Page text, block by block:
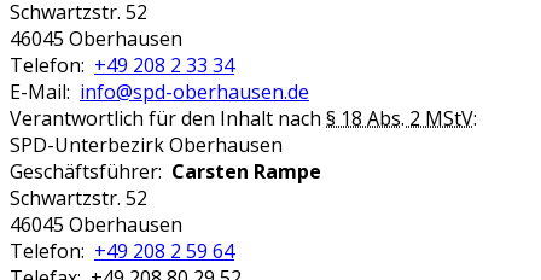
Schwartzstr. 52
46045 Oberhausen
Telefon: +49 208 2 33 34
E-Mail: info@spd-oberhausen.de
Verantwortlich für den Inhalt nach § 18 Abs. 2 MStV:
SPD-Unterbezirk Oberhausen
Geschäftsführer: Carsten Rampe
Schwartzstr. 52
46045 Oberhausen
Telefon: +49 208 2 59 64